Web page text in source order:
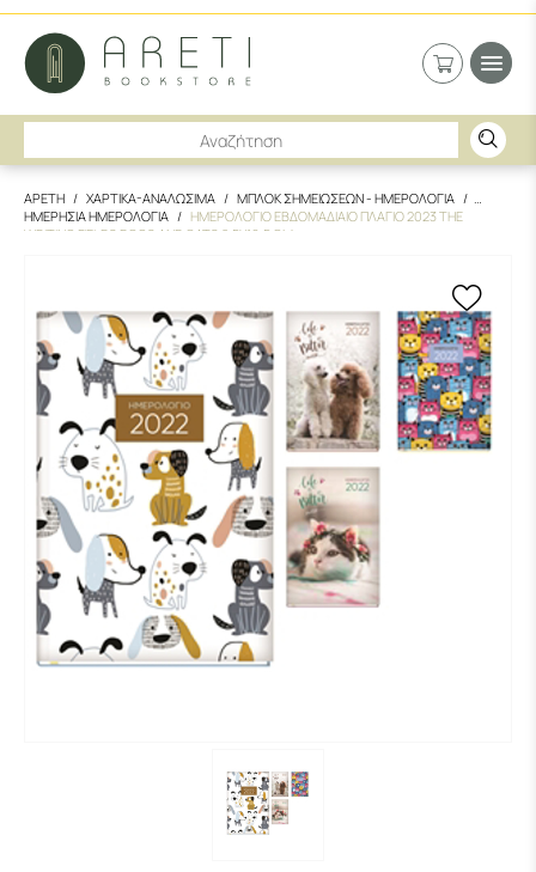
ΑΡΕΤΗ ΧΑΡΤΙΚΑ-ΑΝΑΛΩΣΙΜΑ
ΜΠΛΟΚ ΣΗΜΕΙΩΣΕΩΝ - ΗΜΕΡΟΛΟΓΙΑ
ΗΜΕΡΗΣΙΑ ΗΜΕΡΟΛΟΓΙΑ
ΗΜΕΡΟΛΟΓΙΟ ΕΒΔΟΜΑΔΙΑΙΟ ΠΛΑΓΙΟ 2023 THE
WRITING FIELDS DOGS AND CATS 8.5X16.5 CM.